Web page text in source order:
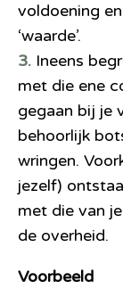
voldoening
‘waarde’.
3. Ineens
met die ene
gegaan bij je
behoorlijk
wringen.
jezelf)
met die van
de overheid.
Voorbeeld